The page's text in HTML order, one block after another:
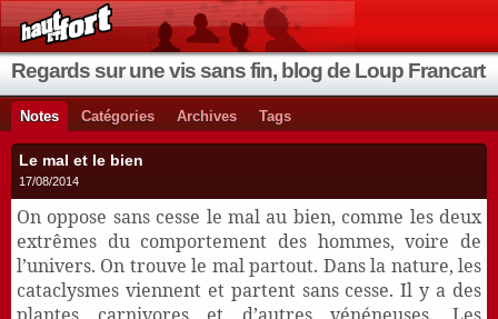
Regards sur une vis sans fin, blog de Loup Francart
Notes Catégories Archives Tags
Le mal et le bien
17/08/2014
On oppose sans cesse le mal au bien, comme les deux
extrêmes du comportement des hommes, voire de
l’univers. On trouve le mal partout. Dans la nature, les
cataclysmes viennent et partent sans cesse. Il y a des